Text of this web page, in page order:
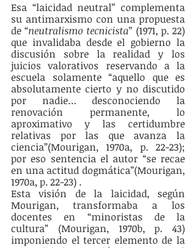
Esa “laicidad neutral” complementa
su antimarxismo con una propuesta
de “neutralismo tecnicista” (1971, p. 22)
que invalidaba desde el gobierno la
discusión sobre la realidad y los
juicios valorativos reservando a la
escuela solamente “aquello que es
absolutamente cierto y no discutido
por nadie… desconociendo la
renovación permanente, lo
aproximativo y las certidumbre
relativas por las que avanza la
ciencia”(Mourigan, 1970a, p. 22-23);
por eso sentencia el autor “se recae
en una actitud dogmática”(Mourigan,
1970a, p. 22-23) .
Esta visión de la laicidad, según
Mourigan, transformaba a los
docentes en “minoristas de la
cultura” (Mourigan, 1970b, p. 43)
imponiendo el tercer elemento de la